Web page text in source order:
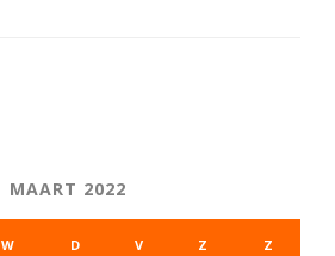
MAART 2022
W D V Z Z